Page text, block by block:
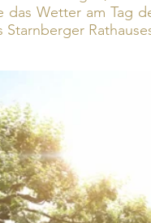
das Wetter am Tag
Starnberger